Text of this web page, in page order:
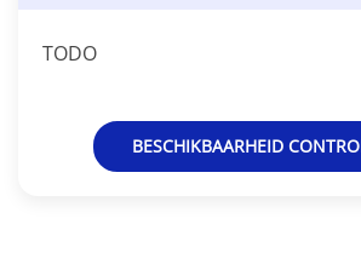
TODO
BESCHIKBAARHEID